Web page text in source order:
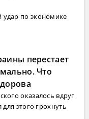
по экономике
перестает
Что
оказалось вдруг
этого грохнуть